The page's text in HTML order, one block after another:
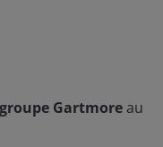
Gartmoreau